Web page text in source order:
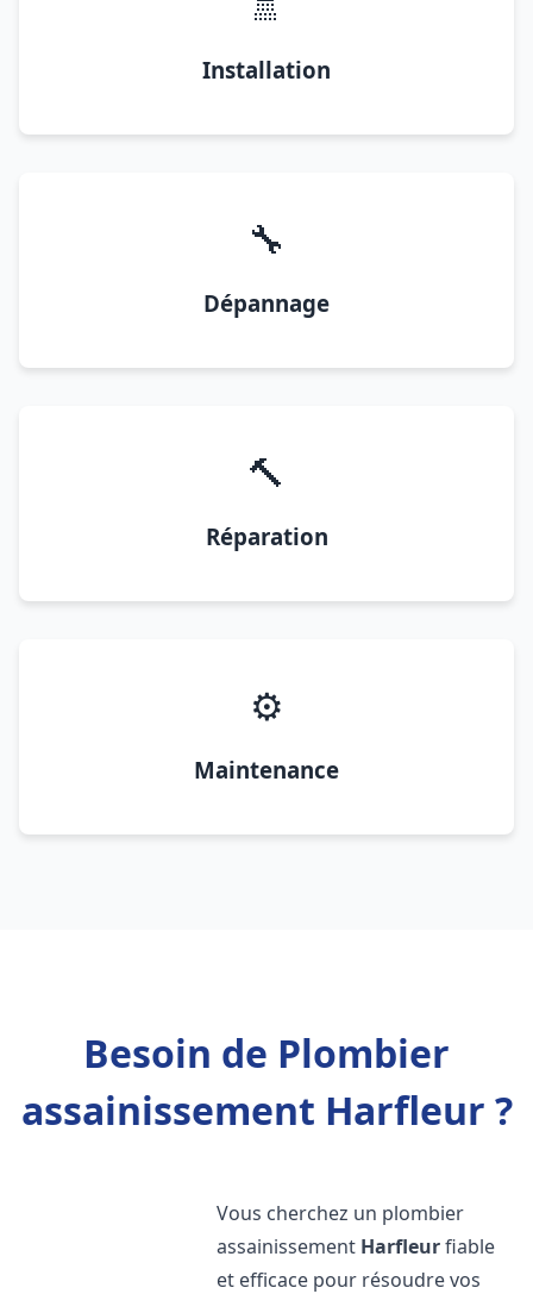
Installation
🔧
Dépannage
🔨
Réparation
⚙️
Maintenance
Besoin de Plombier
assainissement Harfleur ?
Vous cherchez un plombier
assainissement Harfleurfiable
et efficace pour résoudre vos